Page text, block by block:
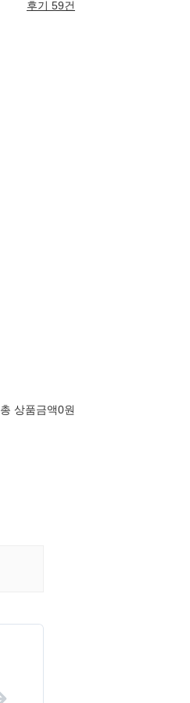
후기 59건
총 상품금액0원